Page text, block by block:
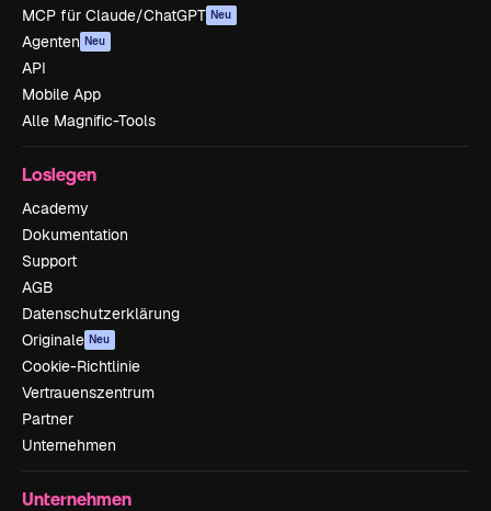
MCP für Claude/ChatGPT Neu
Agenten Neu
API
Mobile App
Alle Magnific-Tools
Loslegen
Academy
Dokumentation
Support
AGB
Datenschutzerklärung
Originale Neu
Cookie-Richtlinie
Vertrauenszentrum
Partner
Unternehmen
Unternehmen